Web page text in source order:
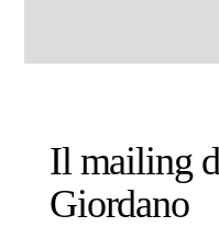
Il mailing
Giordano